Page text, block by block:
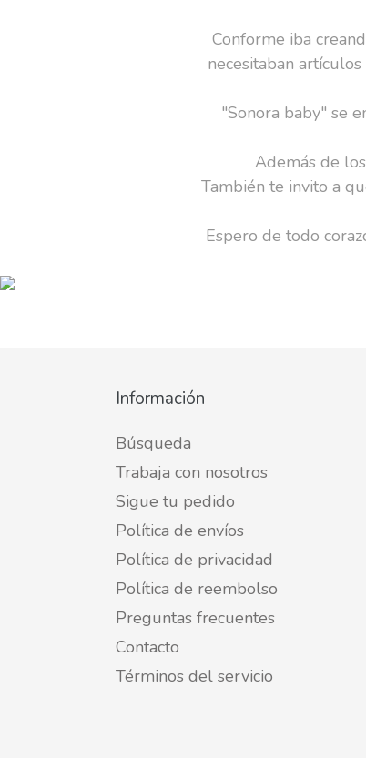
Conforme iba
necesitaban
"Sonora baby" se
Además de
También te invito a
Espero de todo
Información
Búsqueda
Trabaja con nosotros
Sigue tu pedido
Política de envíos
Política de privacidad
Política de reembolso
Preguntas frecuentes
Contacto
Términos del servicio